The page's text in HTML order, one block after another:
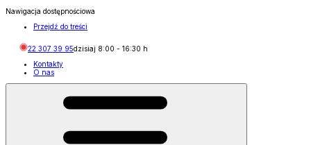
Nawigacja dostępnościowa
Przejdź do treści
22 307 39 95dzisiaj 8:00 - 16:30 h
Kontakty
O nas